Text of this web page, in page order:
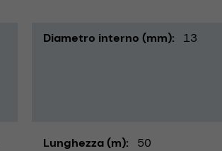
Diametro interno (mm) 13
Lunghezza (m) 50